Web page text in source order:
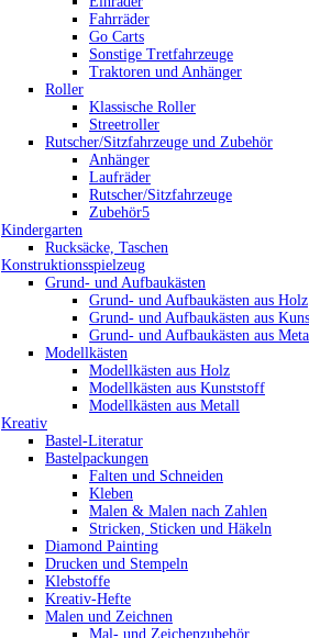
Fahrräder
Go Carts
Sonstige Tretfahrzeuge
Traktoren und Anhänger
Roller
Klassische Roller
Streetroller
Rutscher/Sitzfahrzeuge und Zubehör
Anhänger
Laufräder
Rutscher/Sitzfahrzeuge
Zubehör5
Kindergarten
Rucksäcke, Taschen
Konstruktionsspielzeug
Grund- und Aufbaukästen
Grund- und Aufbaukästen aus Holz
Grund- und Aufbaukästen aus
Grund- und Aufbaukästen aus
Modellkästen
Modellkästen aus Holz
Modellkästen aus Kunststoff
Modellkästen aus Metall
Kreativ
Bastel-Literatur
Bastelpackungen
Falten und Schneiden
Kleben
Malen & Malen nach Zahlen
Stricken, Sticken und Häkeln
Diamond Painting
Drucken und Stempeln
Klebstoffe
Kreativ-Hefte
Malen und Zeichnen
Mal- und Zeichenzubehör